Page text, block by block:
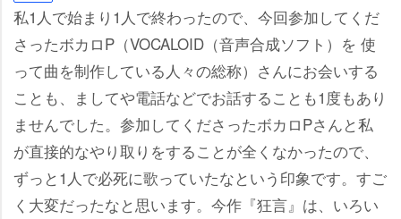
私1人で始まり1人で終わったので、今回参加してくだ
さったボカロP（VOCALOID（音声合成ソフト）を 使
って曲を制作している人々の総称）さんにお会いする
ことも、ましてや電話などでお話することも1度もあり
ませんでした。参加してくださったボカロPさんと私
が直接的なやり取りをすることが全くなかったので、
ずっと1人で必死に歌っていたなという印象です。すご
く大変だったなと思います。今作『狂言』は、いろい